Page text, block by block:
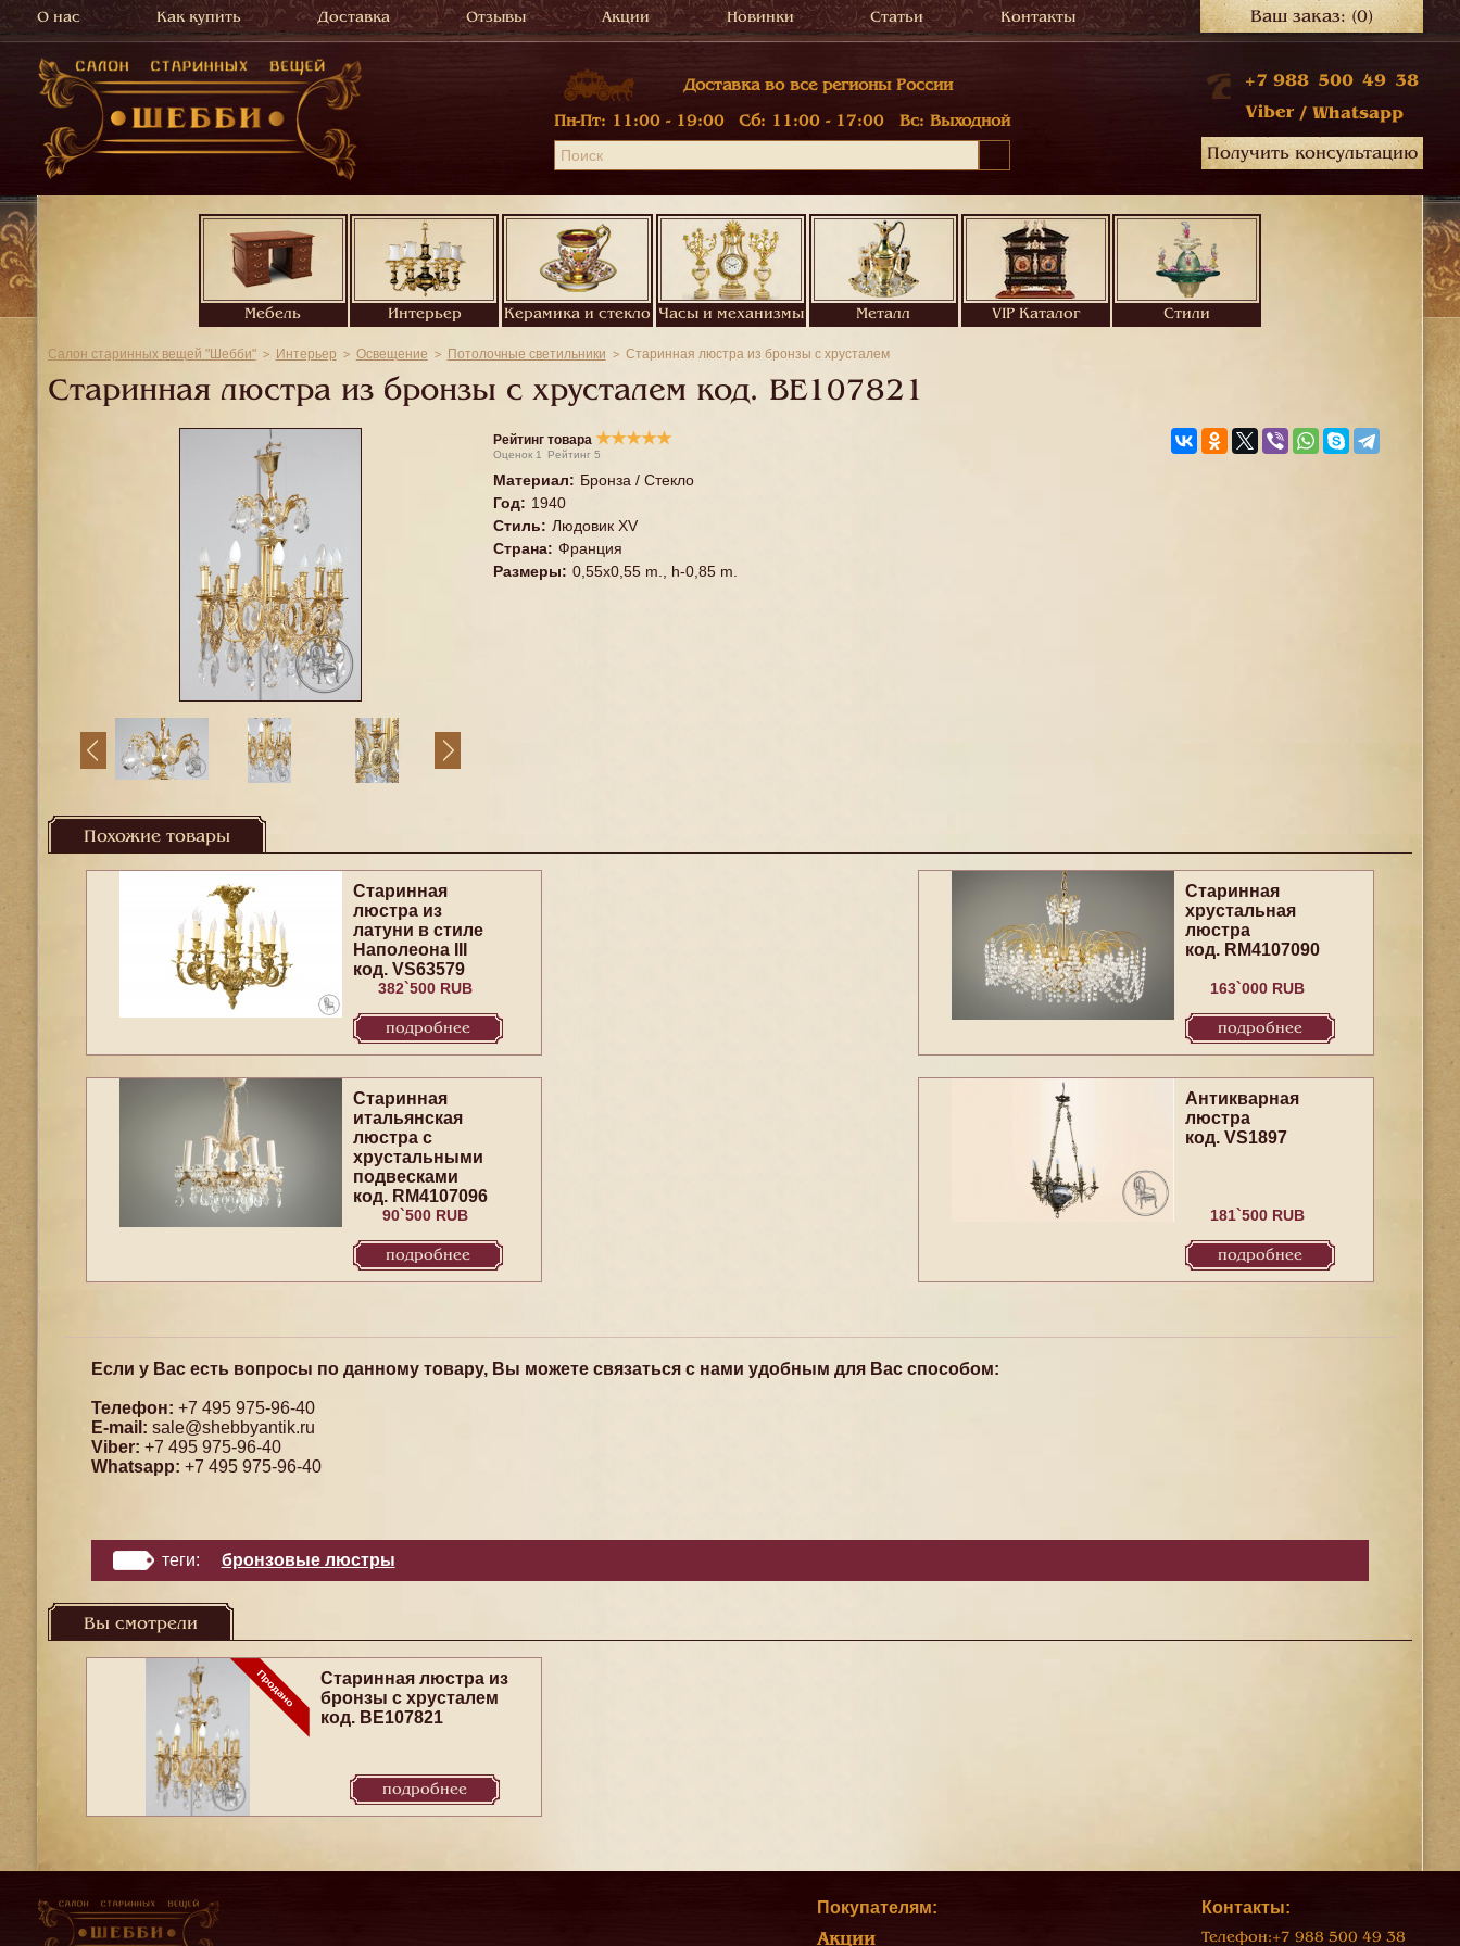
О нас Как купить Доставка Отзывы Акции Новинки Статьи Контакты Ваш заказ:(0)
Доставка во все регионы России
Пн-Пт: 11:00 - 19:00 Сб: 11:00 - 17:00 Вс: Выходной
+7 988 500 49 38
Viber / Whatsapp
Получить консультацию
Мебель Интерьер Керамика и стекло Часы и механизмы Металл VIP Каталог Стили
Салон старинных вещей "Шебби" Интерьер Освещение Потолочные светильники Старинная люстра из бронзы с хрусталем
Старинная люстра из бронзы с хрусталем код. BE107821
Рейтинг товара ★★★★★
Оценок 1 Рейтинг 5
Материал: Бронза / Стекло
Год: 1940
Стиль: Людовик XV
Страна: Франция
Размеры: 0,55x0,55 m., h-0,85 m.
Похожие товары
Старинная
люстра из
латуни в стиле
Наполеона III
код. VS63579
382`500 RUB
подробнее
Старинная
хрустальная
люстра
код. RM4107090
163`000 RUB
подробнее
Старинная
итальянская
люстра с
хрустальными
подвесками
код. RM4107096
90`500 RUB
подробнее
Антикварная
люстра
код. VS1897
181`500 RUB
подробнее
Если у Вас есть вопросы по данному товару, Вы можете связаться с нами удобным для Вас способом:
Телефон: +7 495 975-96-40
E-mail: sale@shebbyantik.ru
Viber: +7 495 975-96-40
Whatsapp: +7 495 975-96-40
теги: бронзовые люстры
Вы смотрели
Старинная люстра из
бронзы с хрусталем
код. BE107821
подробнее
Покупателям:
Акции
Контакты:
Телефон:+7 988 500 49 38